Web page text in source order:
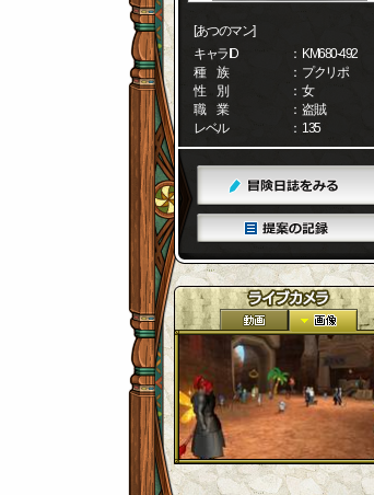
[あつのマン]
キャラID
： KM680-492
種 族
： プクリポ
性 別
： 女
職 業
： 盗賊
レベル
： 135